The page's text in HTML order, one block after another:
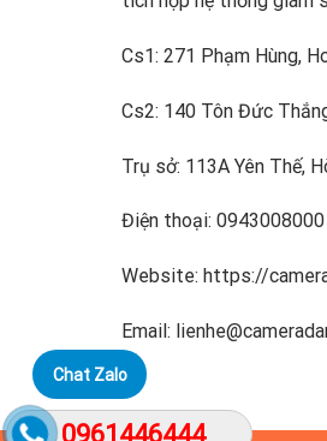
Cs1: 271 Phạm Hùng,
Cs2: 140 Tôn Đức
Trụ sở: 113A Yên Thế,
Điện thoại:
Website: https://
Email:
Chat Zalo
0961446444